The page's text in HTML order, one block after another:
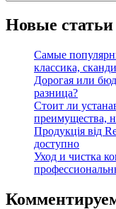
Новые статьи
Самые
классика,
Дорогая или
разница?
Стоит ли
преимущества,
Продукція від
доступно
Уход и чистка